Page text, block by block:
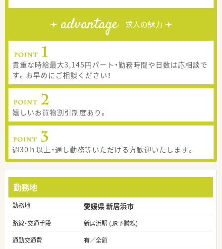
advantage 求人の魅力
貴重な時給最大3,145円パート・勤務時間や日数は応相談で
す。お早めにご相談ください！
嬉しいお買物割引制度あり。
週30ｈ以上・通し勤務等いただける方歓迎いたします。
勤務地
勤務地 愛媛県 新居浜市
路線・交通手段
新居浜駅 (JR予讃線)
通勤交通費
有／全額